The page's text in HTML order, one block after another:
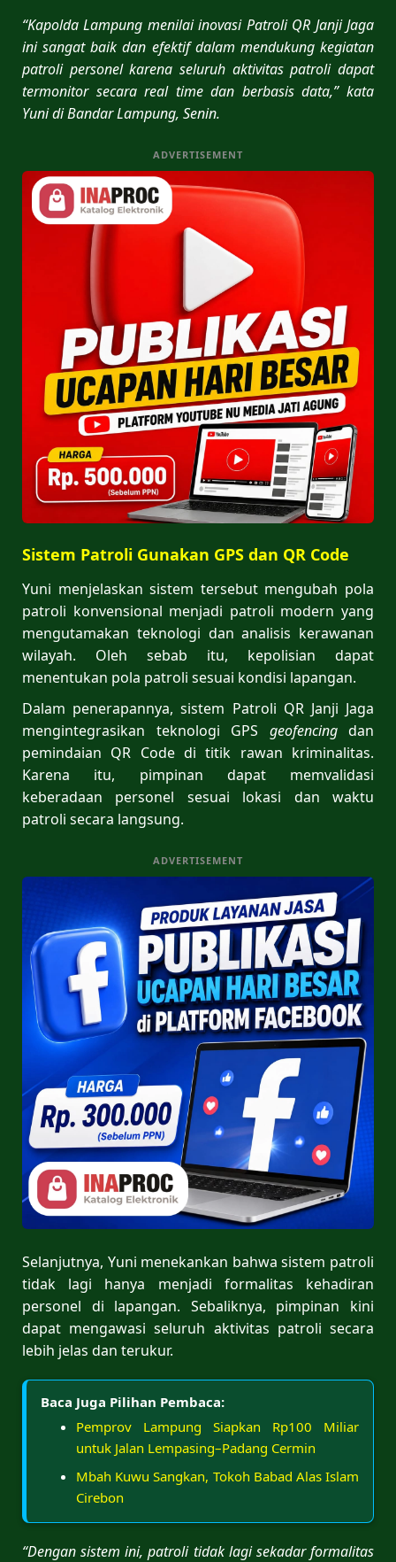
“Kapolda Lampung menilai inovasi Patroli QR Janji Jaga
ini sangat baik dan efektif dalam mendukung kegiatan
patroli personel karena seluruh aktivitas patroli dapat
termonitor secara real time dan berbasis data,” kata
Yuni di Bandar Lampung, Senin.
ADVERTISEMENT
Sistem Patroli Gunakan GPS dan QR Code
Yuni menjelaskan sistem tersebut mengubah pola
patroli konvensional menjadi patroli modern yang
mengutamakan teknologi dan analisis kerawanan
wilayah. Oleh sebab itu, kepolisian dapat
menentukan pola patroli sesuai kondisi lapangan.
Dalam penerapannya, sistem Patroli QR Janji Jaga
mengintegrasikan teknologi GPS geofencingdan
pemindaian QR Code di titik rawan kriminalitas.
Karena itu, pimpinan dapat memvalidasi
keberadaan personel sesuai lokasi dan waktu
patroli secara langsung.
ADVERTISEMENT
Selanjutnya, Yuni menekankan bahwa sistem patroli
tidak lagi hanya menjadi formalitas kehadiran
personel di lapangan. Sebaliknya, pimpinan kini
dapat mengawasi seluruh aktivitas patroli secara
lebih jelas dan terukur.
Baca Juga Pilihan Pembaca:
Pemprov Lampung Siapkan Rp100 Miliar
untuk Jalan Lempasing–Padang Cermin
Mbah Kuwu Sangkan, Tokoh Babad Alas Islam
Cirebon
“Dengan sistem ini, patroli tidak lagi sekadar formalitas